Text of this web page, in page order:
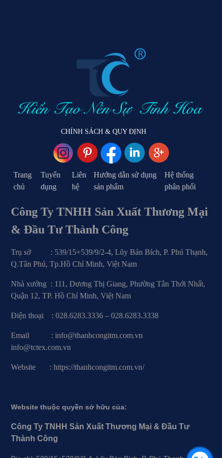
CHÍNH SÁCH & QUY ĐỊNH
Trang
chủ
Tuyển
dụng
Liên
hệ
Hướng dẫn sử dụng
sản phẩm
Hệ thống
phân phối
Công Ty TNHH Sản Xuất Thương Mại
& Đầu Tư Thành Công
Trụ sở : 539/15+539/9/2-4, Lũy Bán Bích, P. Phú Thạnh,
Q.Tân Phú, Tp.Hồ Chí Minh, Việt Nam
Nhà xưởng : 111, Dương Thị Giang, Phường Tân Thới Nhất,
Quận 12, TP. Hồ Chí Minh, Việt Nam
Điện thoại : 028.6283.3336 – 028.6283.3338
Email : info@thanhcongitm.com.vn
info@tctex.com.vn
Website : https://thanhcongitm.com.vn/
Website thuộc quyền sở hữu của:
Công Ty TNHH Sản Xuất Thương Mại & Đầu Tư
Thành Công